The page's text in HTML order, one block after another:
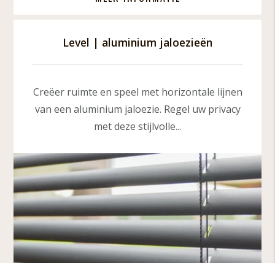
Level | aluminium jaloezieën
Creëer ruimte en speel met horizontale lijnen
van een aluminium jaloezie. Regel uw privacy
met deze stijlvolle...